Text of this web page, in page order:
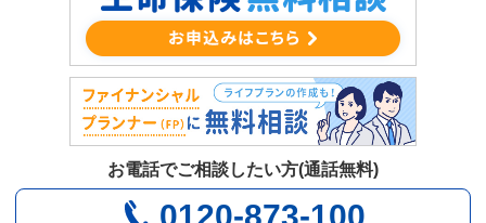
お電話でご相談したい方(通話無料)